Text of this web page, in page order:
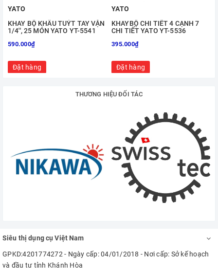
YATO
KHAY BỘ KHẨU TUÝT TAY VẶN
1/4'', 25 MÓN YATO YT-5541
590.000₫
Đặt hàng
YATO
KHAYBỘ CHI TIẾT 4 CẠNH 7
CHI TIẾT YATO YT-5536
395.000₫
Đặt hàng
THƯƠNG HIỆU ĐỐI TÁC
Siêu thị dụng cụ Việt Nam
GPKD:4201774272 - Ngày cấp: 04/01/2018 - Nơi cấp: Sở kế hoạch
và đầu tư tỉnh Khánh Hòa